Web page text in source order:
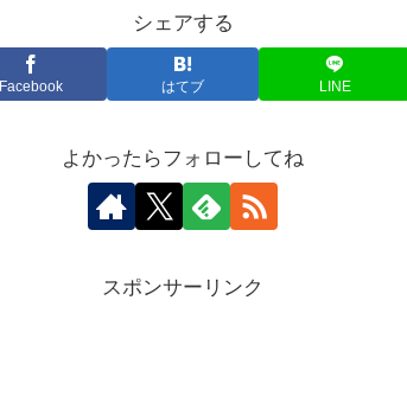
シェアする
Facebook はてブ LINE
よかったらフォローしてね
スポンサーリンク